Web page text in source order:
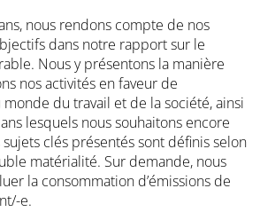
nous rendons compte de nos
dans notre rapport sur le
Nous y présentons la manière
nos activités en faveur de
monde du travail et de la société, ainsi
lesquels nous souhaitons encore
clés présentés sont définis selon
matérialité. Sur demande, nous
la consommation d’émissions de
e.